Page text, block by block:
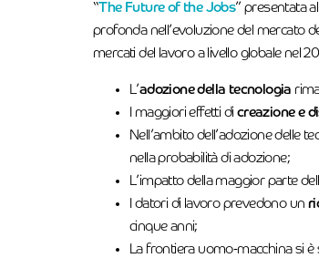
“The Future of the Jobs” presentata al
profonda nell’evoluzione del mercato
mercati del lavoro a livello globale nel
L’adozione della tecnologia
I maggiori effetti di creazione e
Nell’ambito dell’adozione delle
nella probabilità di adozione;
L’impatto della maggior parte
I datori di lavoro prevedono un
cinque anni;
La frontiera uomo-macchina si